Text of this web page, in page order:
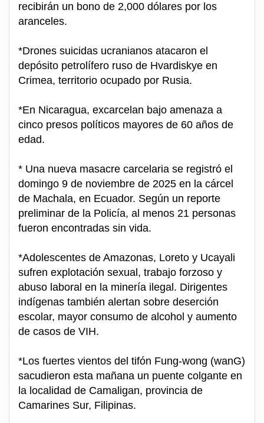
recibirán un bono de 2,000 dólares por los
aranceles.
*Drones suicidas ucranianos atacaron el
depósito petrolífero ruso de Hvardiskye en
Crimea, territorio ocupado por Rusia.
*En Nicaragua, excarcelan bajo amenaza a
cinco presos políticos mayores de 60 años de
edad.
* Una nueva masacre carcelaria se registró el
domingo 9 de noviembre de 2025 en la cárcel
de Machala, en Ecuador. Según un reporte
preliminar de la Policía, al menos 21 personas
fueron encontradas sin vida.
*Adolescentes de Amazonas, Loreto y Ucayali
sufren explotación sexual, trabajo forzoso y
abuso laboral en la minería ilegal. Dirigentes
indígenas también alertan sobre deserción
escolar, mayor consumo de alcohol y aumento
de casos de VIH.
*Los fuertes vientos del tifón Fung-wong (wanG)
sacudieron esta mañana un puente colgante en
la localidad de Camaligan, provincia de
Camarines Sur, Filipinas.